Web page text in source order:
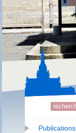
Publications